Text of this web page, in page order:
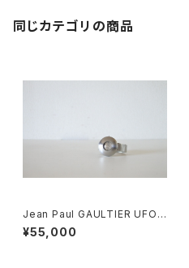
同じカテゴリの商品
Jean Paul GAULTIER UFO
Watch Silver
¥55,000